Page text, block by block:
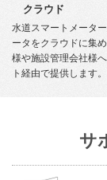
クラウド
水道スマートメータ
ータをクラウドに集
様や施設管理会社様
ト経由で提供します。
サ